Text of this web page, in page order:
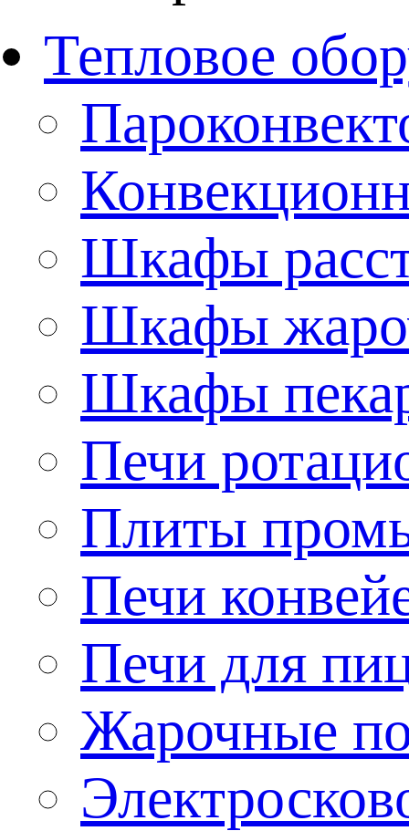
Тепловое
Шкафы
Шкафы
Шкафы
Печи
Плиты
Печи
Печи для
Жарочные